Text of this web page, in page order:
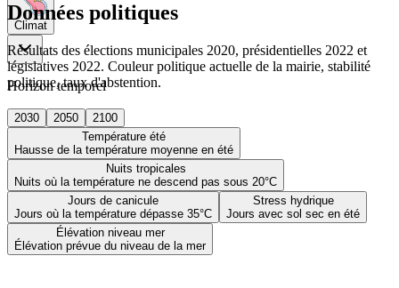
Climat
Horizon temporel
2030 2050
2100
Température été
Hausse de la température moyenne en été
Nuits tropicales
Nuits où la température ne descend pas sous 20°C
Jours de canicule
Jours où la température dépasse 35°C
Stress hydrique
Jours avec sol sec en été
Élévation niveau mer
Élévation prévue du niveau de la mer
Données politiques
Résultats des élections municipales 2020, présidentielles 2022 et
législatives 2022. Couleur politique actuelle de la mairie, stabilité
politique, taux d'abstention.